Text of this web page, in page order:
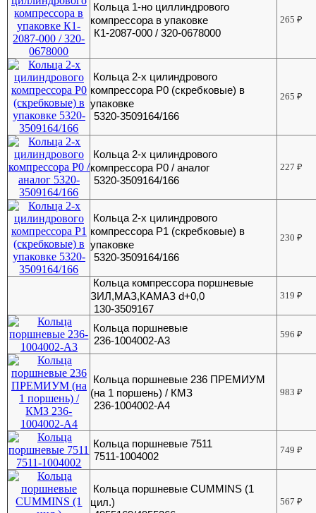
Кольца 1-но циллиндрового
компрессора в упаковке
К1-2087-000 / 320-0678000
265₽
Кольца 2-х цилиндрового
компрессора Р0 (скребковые) в
упаковке
5320-3509164/166
265₽
Кольца 2-х цилиндрового
компрессора Р0 / аналог
5320-3509164/166
227₽
Кольца 2-х цилиндрового
компрессора Р1 (скребковые) в
упаковке
5320-3509164/166
230₽
Кольца компрессора поршневые
ЗИЛ,МАЗ,КАМАЗ d+0,0
130-3509167
319₽
Кольца поршневые
236-1004002-А3
596₽
Кольца поршневые 236 ПРЕМИУМ
(на 1 поршень) / КМЗ
236-1004002-А4
983₽
Кольца поршневые 7511
7511-1004002
749₽
Кольца поршневые CUMMINS (1
цил.)
567₽